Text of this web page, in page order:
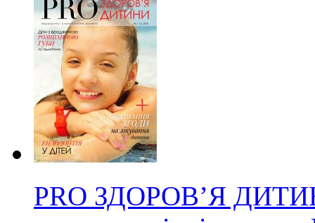
PRO ЗДОРОВ’Я